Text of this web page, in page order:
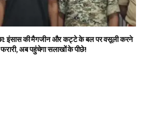
इंसास की मैगजीन और कट्टे के बल पर वसूली करने
अब पहुंचेगा सलाखों के पीछे!